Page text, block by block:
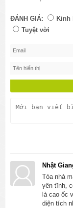
ĐÁNH GIÁ: Kinh
Tuyệt vời
Nhật
Tòa nhà
yên tĩnh,
là cao ốc
diện tích